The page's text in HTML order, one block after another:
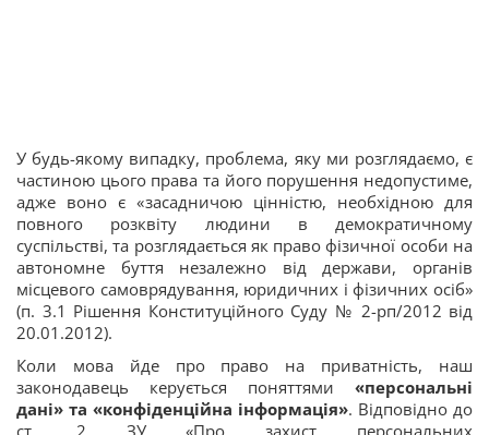
У будь-якому випадку, проблема, яку ми розглядаємо, є
частиною цього права та його порушення недопустиме,
адже воно є «засадничою цінністю, необхідною для
повного розквіту людини в демократичному
суспільстві, та розглядається як право фізичної особи на
автономне буття незалежно від держави, органів
місцевого самоврядування, юридичних і фізичних осіб»
(п. 3.1 Рішення Конституційного Суду № 2-рп/2012 від
20.01.2012).
Коли мова йде про право на приватність, наш
законодавець керується поняттями «персональні
дані» та «конфіденційна інформація». Відповідно до
ст. 2 ЗУ «Про захист персональних